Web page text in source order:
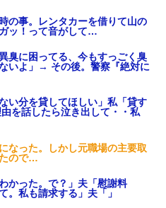
先生から電話があったんだけ
ど、「～とか～」「～とか考え
て～」と何度も言ってたのが耳
主な税金の成り立ちを調べて
みたよ
の事。レンタカーを借りて山の
ッ！って音がして…
臭に困ってる、今もすっごく臭
いよ」→ その後。警察『絶対に
い分を貸してほしい」私「貸す
を話したら泣き出して・・私
なった。しかし元職場の主要取
ので…
かった。で？」夫「慰謝料
。私も請求する」夫「」